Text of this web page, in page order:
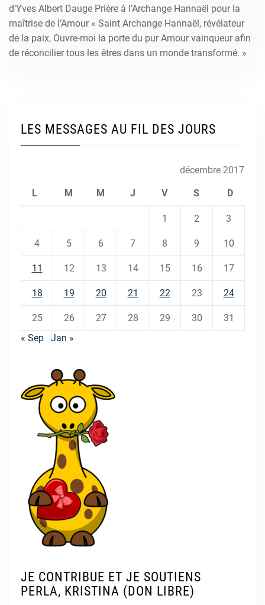
d’Yves Albert Dauge Prière à l’Archange Hannaël pour la
maîtrise de l’Amour « Saint Archange Hannaël, révélateur
de la paix, Ouvre-moi la porte du pur Amour vainqueur afin
de réconcilier tous les êtres dans un monde transformé. »
LES MESSAGES AU FIL DES JOURS
décembre 2017
L M M J V S D
1 2 3
4 5 6 7 8 9 10
11 12 13 14 15 16 17
18 19 20 21 22 23 24
25 26 27 28 29 30
31
« Sep
Jan »
JE CONTRIBUE ET JE SOUTIENS
PERLA, KRISTINA (DON LIBRE)